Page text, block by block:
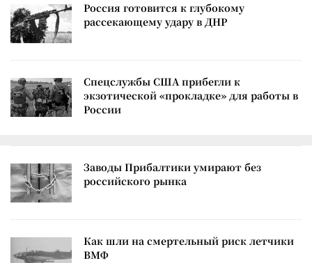
Россия готовится к глубокому
рассекающему удару в ДНР
Спецслужбы США прибегли к
экзотической «прокладке» для работы в
России
Заводы Прибалтики умирают без
российского рынка
Как шли на смертельный риск летчики
ВМФ